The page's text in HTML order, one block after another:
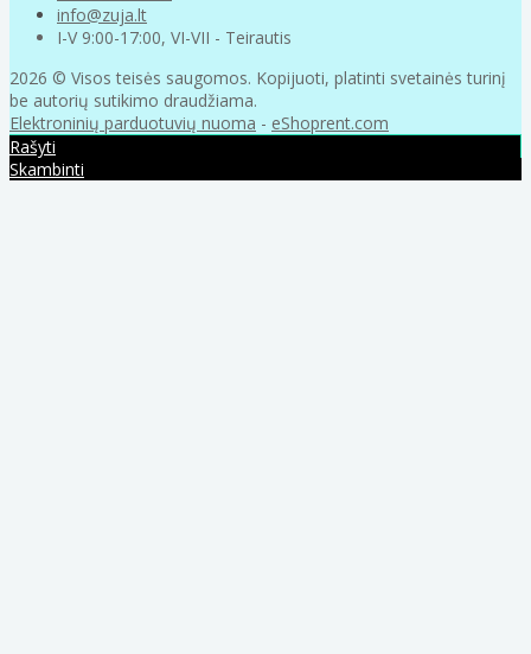
info@zuja.lt
I-V 9:00-17:00, VI-VII - Teirautis
2026 © Visos teisės saugomos. Kopijuoti, platinti svetainės turinį
be autorių sutikimo draudžiama.
Elektroninių parduotuvių nuoma - eShoprent.com
Rašyti
Skambinti